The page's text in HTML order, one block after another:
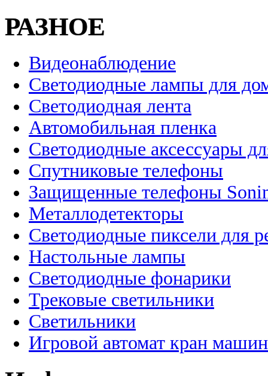
РАЗНОЕ
Видеонаблюдение
Светодиодные лампы для
Светодиодная лента
Автомобильная пленка
Светодиодные аксессуары
Спутниковые телефоны
Защищенные телефоны
Металлодетекторы
Светодиодные пиксели для
Настольные лампы
Светодиодные фонарики
Трековые светильники
Светильники
Игровой автомат кран